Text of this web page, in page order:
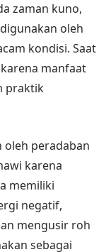
zaman kuno,
oleh
kondisi. Saat
manfaat
praktik
oleh peradaban
karena
memiliki
negatif,
mengusir roh
sebagai